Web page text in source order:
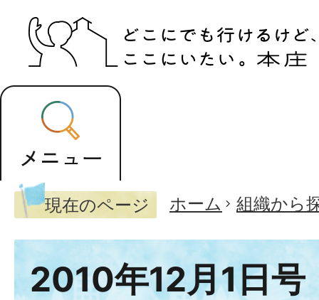
現在のページ ホーム 組織から
2010年12月1日号